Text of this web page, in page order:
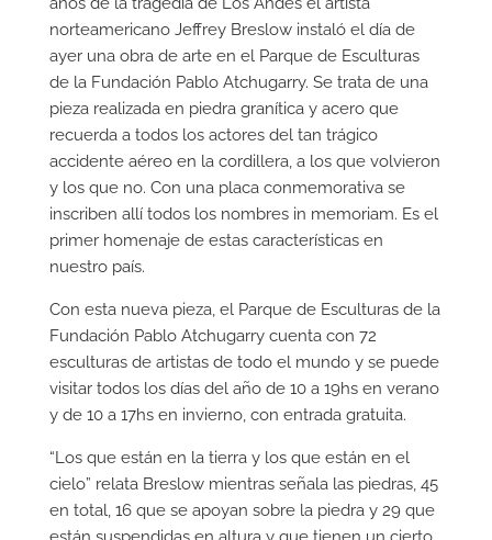
norteamericano Jeffrey Breslow instaló el día de
ayer una obra de arte en el Parque de Esculturas
de la Fundación Pablo Atchugarry. Se trata de una
pieza realizada en piedra granítica y acero que
recuerda a todos los actores del tan trágico
accidente aéreo en la cordillera, a los que volvieron
y los que no. Con una placa conmemorativa se
inscriben allí todos los nombres in memoriam. Es el
primer homenaje de estas características en
nuestro país.
Con esta nueva pieza, el Parque de Esculturas de la
Fundación Pablo Atchugarry cuenta con 72
esculturas de artistas de todo el mundo y se puede
visitar todos los días del año de 10 a 19hs en verano
y de 10 a 17hs en invierno, con entrada gratuita.
“Los que están en la tierra y los que están en el
cielo” relata Breslow mientras señala las piedras, 45
en total, 16 que se apoyan sobre la piedra y 29 que